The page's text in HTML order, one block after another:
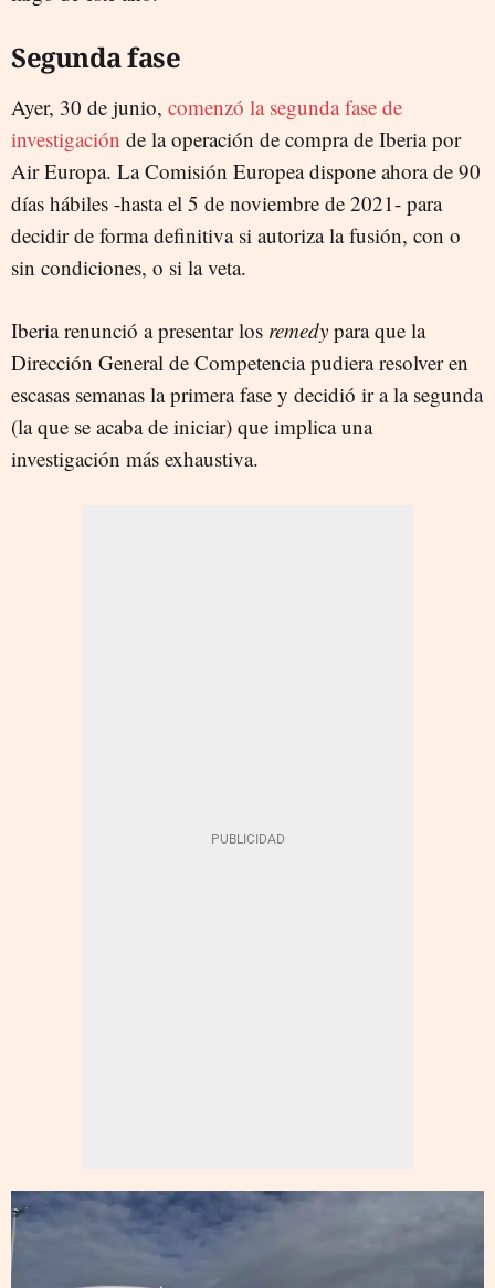
Segunda fase
Ayer, 30 de junio, comenzó la segunda fase de
investigación de la operación de compra de Iberia por
Air Europa. La Comisión Europea dispone ahora de 90
días hábiles -hasta el 5 de noviembre de 2021- para
decidir de forma definitiva si autoriza la fusión, con o
sin condiciones, o si la veta.
Iberia renunció a presentar los remedy para que la
Dirección General de Competencia pudiera resolver en
escasas semanas la primera fase y decidió ir a la segunda
(la que se acaba de iniciar) que implica una
investigación más exhaustiva.